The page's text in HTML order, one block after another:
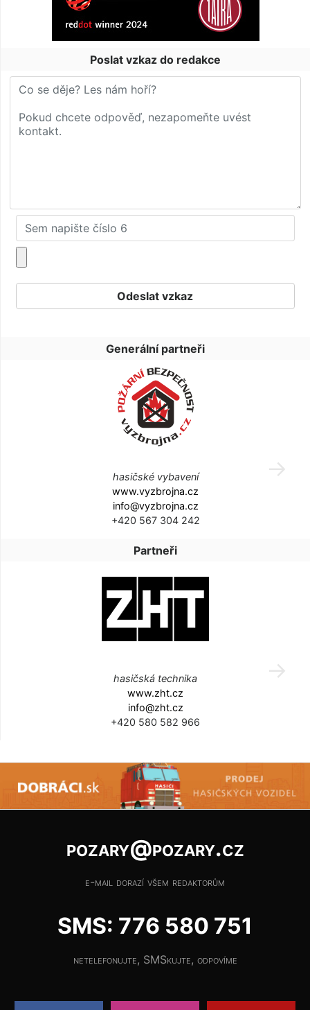
Poslat vzkaz do redakce
Generální partneři
hasičské vybavení
www.vyzbrojna.cz
info@vyzbrojna.cz
+420 567 304 242
Partneři
hasičská technika
www.zht.cz
info@zht.cz
+420 580 582 966
pozary@pozary.cz
e-mail dorazí všem redaktorům
SMS: 776 580 751
netelefonujte, SMSkujte, odpovíme